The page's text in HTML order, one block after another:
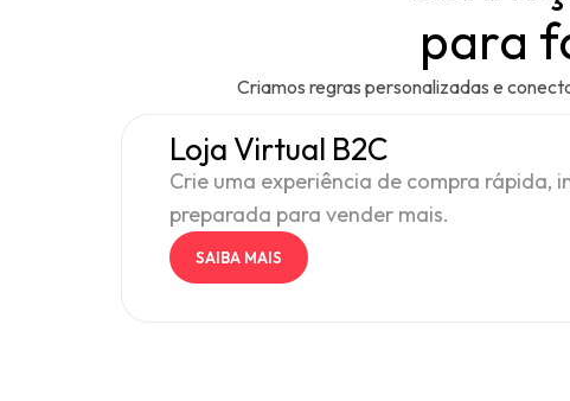
para
Criamos regras personalizadas e
Loja Virtual B2C
Crie uma experiência de compra rápida,
preparada para vender mais.
SAIBA MAIS